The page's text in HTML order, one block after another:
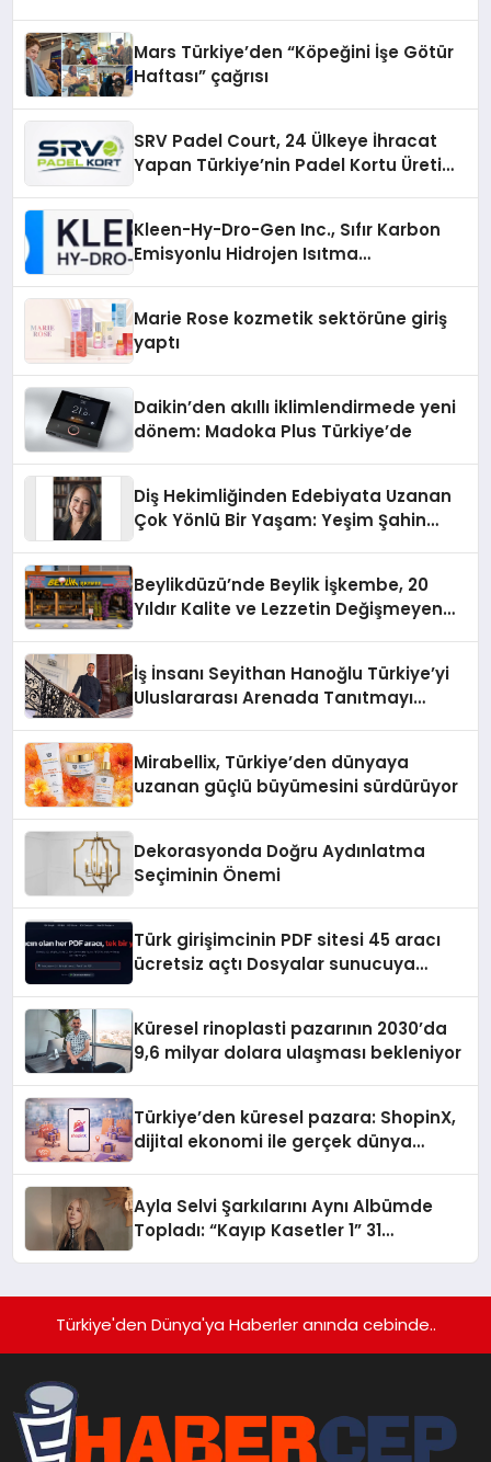
Mars Türkiye’den “Köpeğini İşe Götür
Haftası” çağrısı
SRV Padel Court, 24 Ülkeye İhracat
Yapan Türkiye’nin Padel Kortu Üretim
Kleen-Hy-Dro-Gen Inc., Sıfır Karbon
Emisyonlu Hidrojen Isıtma
Marie Rose kozmetik sektörüne giriş
yaptı
Daikin’den akıllı iklimlendirmede yeni
dönem: Madoka Plus Türkiye’de
Diş Hekimliğinden Edebiyata Uzanan
Çok Yönlü Bir Yaşam: Yeşim Şahin
Beylikdüzü’nde Beylik İşkembe, 20
Yıldır Kalite ve Lezzetin Değişmeyen
İş İnsanı Seyithan Hanoğlu Türkiye’yi
Uluslararası Arenada Tanıtmayı
Mirabellix, Türkiye’den dünyaya
uzanan güçlü büyümesini sürdürüyor
Dekorasyonda Doğru Aydınlatma
Seçiminin Önemi
Türk girişimcinin PDF sitesi 45 aracı
ücretsiz açtı Dosyalar sunucuya
Küresel rinoplasti pazarının 2030’da
9,6 milyar dolara ulaşması bekleniyor
Türkiye’den küresel pazara: ShopinX,
dijital ekonomi ile gerçek dünya
Ayla Selvi Şarkılarını Aynı Albümde
Topladı: “Kayıp Kasetler 1” 31
Türkiye'den Dünya'ya Haberler anında cebinde..